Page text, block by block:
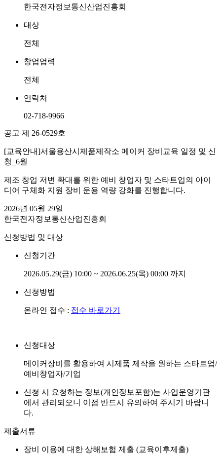
한국전자정보통신산업진흥회
대상
전체
창업업력
전체
연락처
02-718-9966
공고 제 26-0529호
[교육안내]서울용산시제품제작소 메이커 장비교육 일정 및 신
청_6월
제조 창업 저변 확대를 위한 예비 창업자 및 스타트업의 아이
디어 구체화 지원 장비 운용 역량 강화를 진행합니다.
2026년 05월 29일
한국전자정보통신산업진흥회
신청방법 및 대상
신청기간
2026.05.29(금) 10:00 ~ 2026.06.25(목) 00:00 까지
신청방법
온라인 접수 : 접수 바로가기
신청대상
메이커장비를 활용하여 시제품 제작을 원하는 스타트업/
예비창업자/기업
신청 시 요청하는 정보(개인정보포함)는 사업운영기관
에서 관리되오니 이점 반드시 유의하여 주시기 바랍니
다.
제출서류
장비 이용에 대한 상해보험 제출 (교육이후제출)